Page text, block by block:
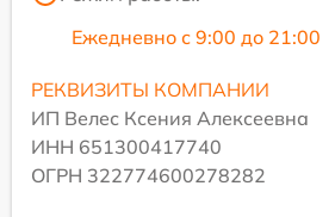
Ежедневно с 9:00 до 21:00
РЕКВИЗИТЫ КОМПАНИИ
ИП Велес Ксения Алексеевна
ИНН 651300417740
ОГРН 322774600278282